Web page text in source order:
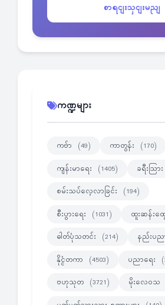
စာရငျးသှငျးမညျ
ကဏ္ဍများ
ကဗ်ာ (49) ကာတွန်း (170)
ကျန်းမာရေး (1405) ခရီးသြား
စမ်းသပ်လေ့လာခြင်း (194)
စီးပွားရေး (1031) ထူးဆန်းထွ
ဓါတ်ပုံသတင်း (214) နည်းပည
နိုင္ငံတကာ (4503) ပညာရေး
ဗဟုသုတ (3721) မိုးလေဝသ